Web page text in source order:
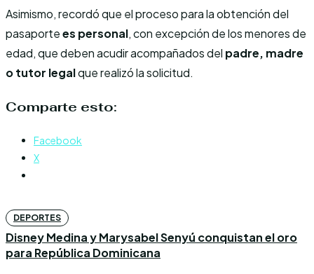
Asimismo, recordó que el proceso para la obtención del
pasaportees personal, con excepción de los menores de
edad, que deben acudir acompañados del padre, madre
o tutor legalque realizó la solicitud.
Comparte esto:
Facebook
X
DEPORTES
Disney Medina y Marysabel Senyú conquistan el oro
para República Dominicana